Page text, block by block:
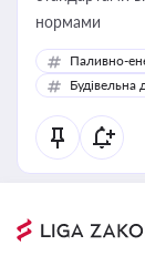
нормами
Паливно-
Будівельна